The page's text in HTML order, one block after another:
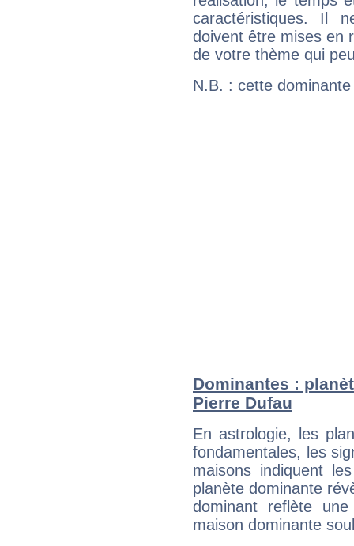
caractéristiques. Il
doivent être mises en
de votre thème qui
N.B. : cette
Dominantes :
Pierre Dufau
En astrologie, les
fondamentales, les
maisons indiquent
planète dominante
dominant reflète
maison dominante